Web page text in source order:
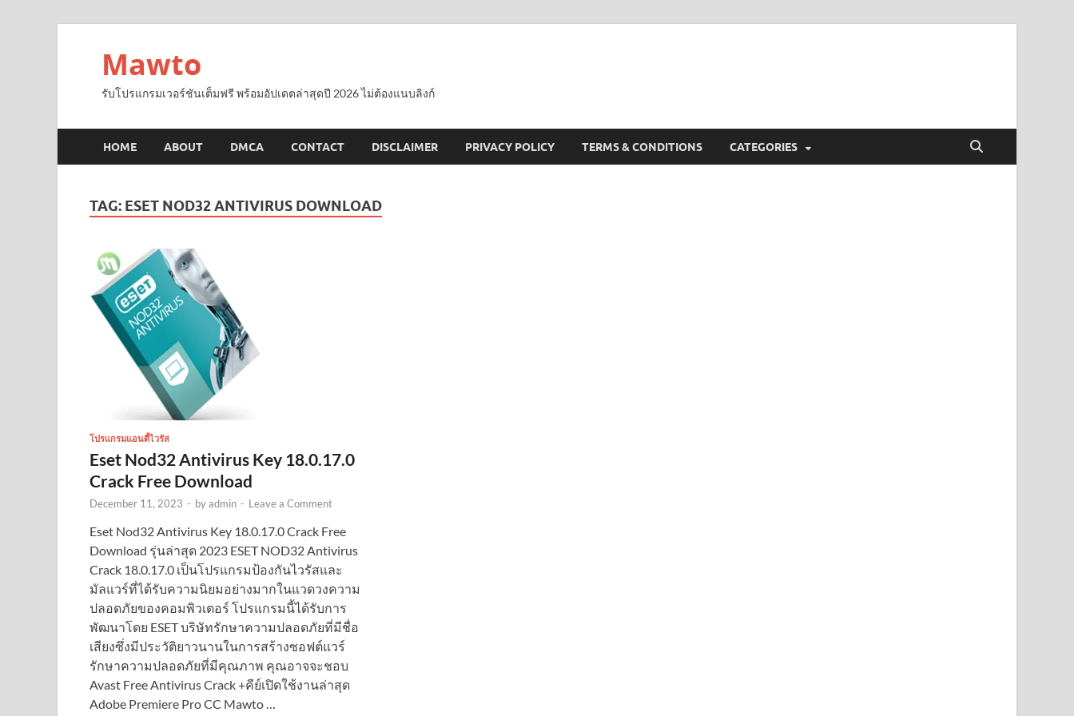
Mawto
รับโปรแกรมเวอร์ชันเต็มฟรี พร้อมอัปเดตล่าสุดปี 2026 ไม่ต้องแนบลิงก์
HOME ABOUT DMCA CONTACT DISCLAIMER PRIVACY POLICY TERMS & CONDITIONS CATEGORIES
TAG: ESET NOD32 ANTIVIRUS DOWNLOAD
โปรแกรมแอนตี้ไวรัส
Eset Nod32 Antivirus Key 18.0.17.0
Crack Free Download
December 11, 2023 - byadmin - Leave a Comment
Eset Nod32 Antivirus Key 18.0.17.0 Crack Free
Download รุ่นล่าสุด 2023 ESET NOD32 Antivirus
Crack 18.0.17.0 เป็นโปรแกรมป้องกันไวรัสและ
มัลแวร์ที่ได้รับความนิยมอย่างมากในแวดวงความ
ปลอดภัยของคอมพิวเตอร์ โปรแกรมนี้ได้รับการ
พัฒนาโดย ESET บริษัทรักษาความปลอดภัยที่มีชื่อ
เสียงซึ่งมีประวัติยาวนานในการสร้างซอฟต์แวร์
รักษาความปลอดภัยที่มีคุณภาพ คุณอาจจะชอบ
Avast Free Antivirus Crack +คีย์เปิดใช้งานล่าสุด
Adobe Premiere Pro CC Mawto …